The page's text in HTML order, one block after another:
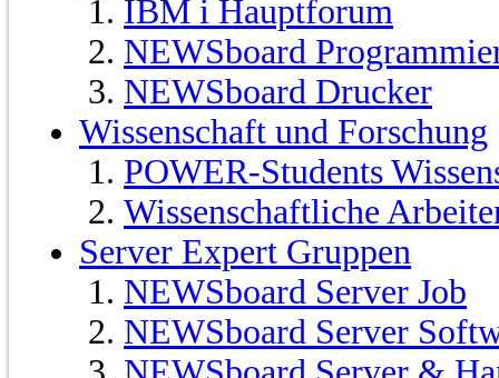
IBM i Hauptforum
NEWSboard
NEWSboard Drucker
Wissenschaft und Forschung
POWER-Students
Wissenschaftliche
Server Expert Gruppen
NEWSboard Server Job
NEWSboard Server